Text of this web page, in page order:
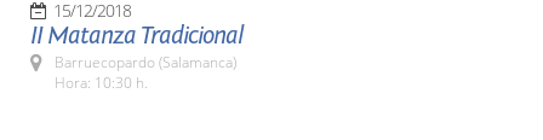
15/12/2018
II Matanza Tradicional
Barruecopardo (Salamanca)
Hora: 10:30 h.